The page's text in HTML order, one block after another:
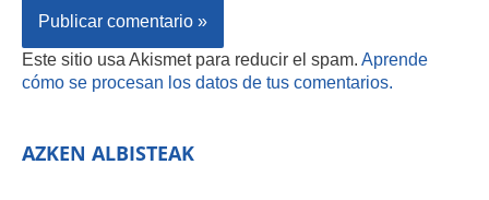
Este sitio usa Akismet para reducir el spam. Aprende
cómo se procesan los datos de tus comentarios.
AZKEN ALBISTEAK